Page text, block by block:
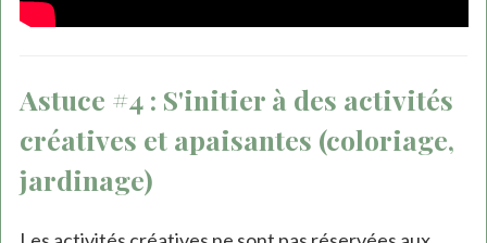
Astuce #4 : S'initier à des activités
créatives et apaisantes (coloriage,
jardinage)